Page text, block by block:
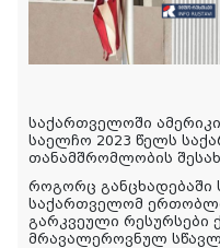
საქართველოში
საელჩო 2023 წელს
თანამშრომლობის
როგორც განცხადებაში
საქართველომ
გარკვეული რესურსები
მრავალეროვნულ